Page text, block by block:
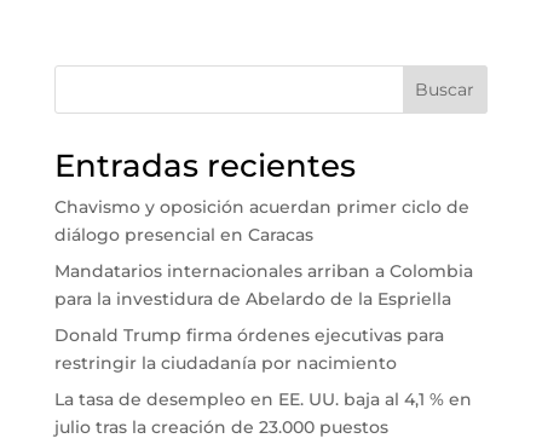
Buscar
Entradas recientes
Chavismo y oposición acuerdan primer ciclo de
diálogo presencial en Caracas
Mandatarios internacionales arriban a Colombia
para la investidura de Abelardo de la Espriella
Donald Trump firma órdenes ejecutivas para
restringir la ciudadanía por nacimiento
La tasa de desempleo en EE. UU. baja al 4,1 % en
julio tras la creación de 23.000 puestos